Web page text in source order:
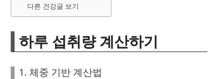
다른 건강글 보기
하루 섭취량 계산하기
1. 체중 기반 계산법